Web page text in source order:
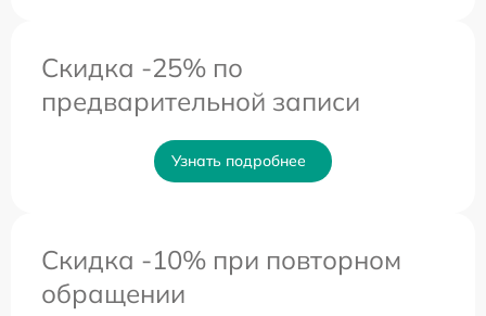
Скидка -25% по
предварительной записи
Узнать подробнее
Скидка -10% при повторном
обращении